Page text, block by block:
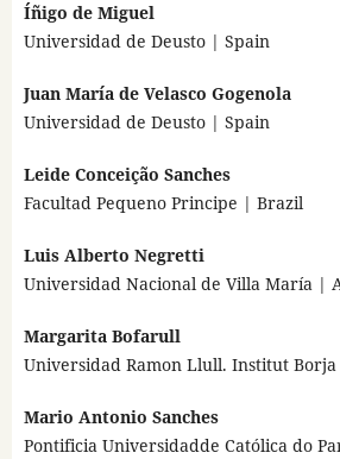
Íñigo de Miguel
Universidad de Deusto | Spain
Juan María de Velasco Gogenola
Universidad de Deusto | Spain
Leide Conceição Sanches
Facultad Pequeno Principe | Brazil
Luis Alberto Negretti
Universidad Nacional de Villa María |
Margarita Bofarull
Universidad Ramon Llull. Institut
Mario Antonio Sanches
Pontificia Universidadde Católica do